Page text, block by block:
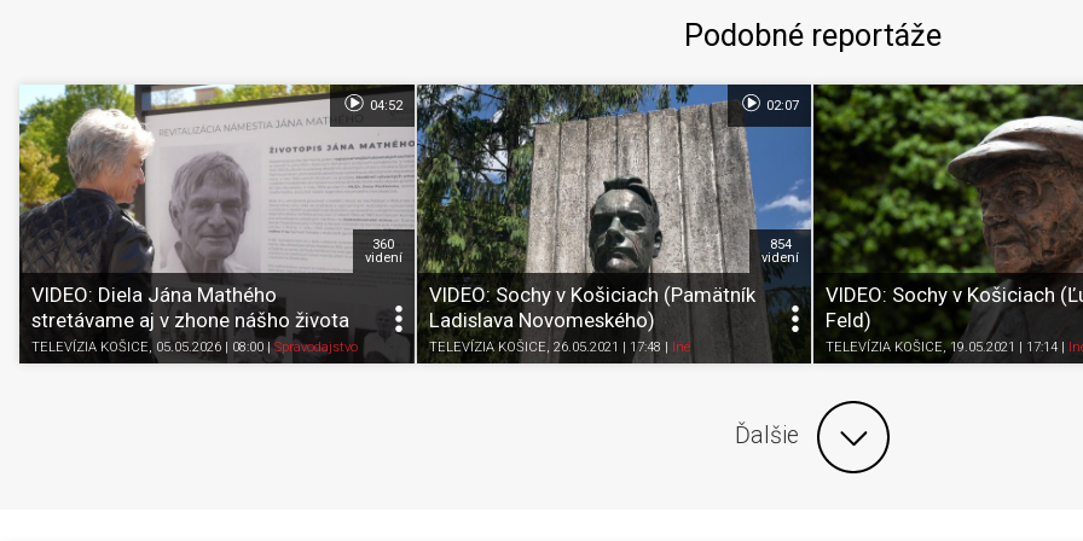
Podobné reportáže
VIDEO: Diela Jána Mathého
stretávame aj v zhone nášho života
TELEVÍZIA KOŠICE, 05.05.2026 | 08:00 |Spravodajstvo Pozrieť neskôr
K obľúbeným
Zdieľať
360
videní
04:52
VIDEO: Sochy v Košiciach (Pamätník
Ladislava Novomeského)
TELEVÍZIA KOŠICE, 26.05.2021 | 17:48 | Iné K obľúbeným
Zdieľať
854
videní
02:07
VIDEO: Sochy v Košiciach
Feld)
TELEVÍZIA KOŠICE, 19.05.2021 | 17:14 |
Ďalšie